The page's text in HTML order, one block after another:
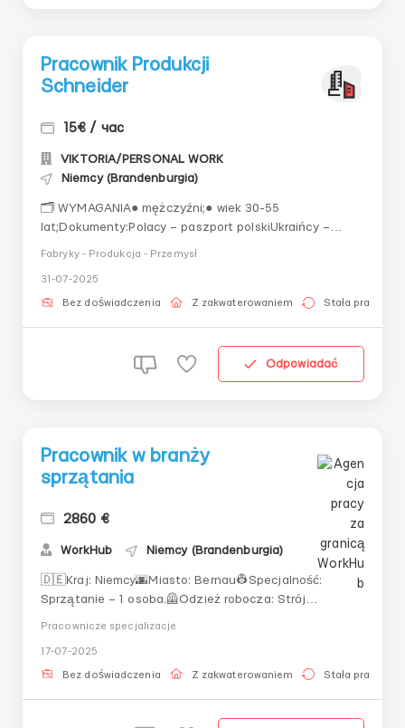
Pracownik Produkcji
Schneider
15€ / час
VIKTORIA/PERSONAL WORK
Niemcy (Brandenburgia)
🗂 WYMAGANIA● mężczyźni;● wiek 30-55
lat;Dokumenty:Polacy – paszport polskiUkraińcy –
jeden z warunkówkarta pobytu z Polski,status ochrony
+ pesel UKR),Obecność składki ZUS za ostatni
miesiąc● Doświadczenie mile widziane w pracy w
Fabryky - Produkcja - Przemysł
31-07-2025
Bez doświadczenia Z zakwaterowaniem Stała praca
Odpowiadać
Pracownik w branży
sprzątania
2860 €
WorkHub Niemcy (Brandenburgia)
🇩🇪Kraj: Niemcy🌆Miasto: Bernau👷‍Specjalność:
Sprzątanie – 1 osoba.🦺Odzież robocza: Strój
wygodne ubranie.🔑Obowiązki: Sprzątanie przedszkoli,
biur, mieszkań.💶Wynagrodzenie netto: 11€ /
Pracownicze specjalizacje
17-07-2025
Bez doświadczenia Z zakwaterowaniem Stała praca